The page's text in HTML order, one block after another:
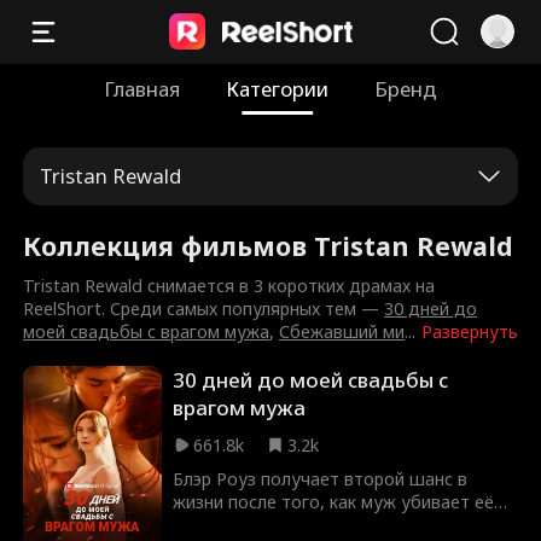
Главная Категории Бренд
Tristan Rewald
Коллекция фильмов Tristan Rewald
Развернуть
Tristan Rewald снимается в 3 коротких драмах на
ReelShort. Среди самых популярных тем — 30 дней до
моей свадьбы с врагом мужа,Сбежавший ми...
30 дней до моей свадьбы с
врагом мужа
661.8k
3.2k
Блэр Роуз получает второй шанс в
жизни после того, как муж убивает её